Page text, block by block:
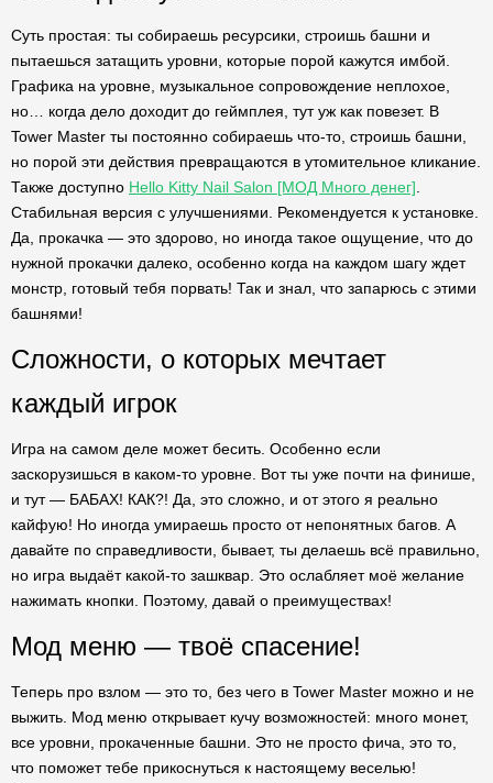
Суть простая: ты собираешь ресурсики, строишь башни и
пытаешься затащить уровни, которые порой кажутся имбой.
Графика на уровне, музыкальное сопровождение неплохое,
но… когда дело доходит до геймплея, тут уж как повезет. В
Tower Master ты постоянно собираешь что-то, строишь башни,
но порой эти действия превращаются в утомительное кликание.
Также доступно Hello Kitty Nail Salon [МОД Много денег]
Стабильная версия с улучшениями. Рекомендуется к установке.
Да, прокачка — это здорово, но иногда такое ощущение, что до
нужной прокачки далеко, особенно когда на каждом шагу ждет
монстр, готовый тебя порвать! Так и знал, что запарюсь с этими
башнями!
Сложности, о которых мечтает
каждый игрок
Игра на самом деле может бесить. Особенно если
заскорузишься в каком-то уровне. Вот ты уже почти на финише,
и тут — БАБАХ! КАК?! Да, это сложно, и от этого я реально
кайфую! Но иногда умираешь просто от непонятных багов. А
давайте по справедливости, бывает, ты делаешь всё правильно,
но игра выдаёт какой-то зашквар. Это ослабляет моё желание
нажимать кнопки. Поэтому, давай о преимуществах!
Мод меню — твоё спасение!
Теперь про взлом — это то, без чего в Tower Master можно и не
выжить. Мод меню открывает кучу возможностей: много монет,
все уровни, прокаченные башни. Это не просто фича, это то,
что поможет тебе прикоснуться к настоящему веселью!